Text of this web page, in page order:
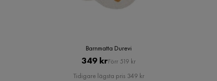
Barnmatta Durevi
Pris
349 krOriginal
Pris
Förr 519 kr
Tidigare lägsta pris 349 kr